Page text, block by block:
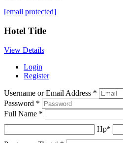
[email protected]
© Generasibaruindonesia.com 2022.
Hotel Title
View Details
Login
Register
Username or Email Address *
Password *
Full Name *
Hp*